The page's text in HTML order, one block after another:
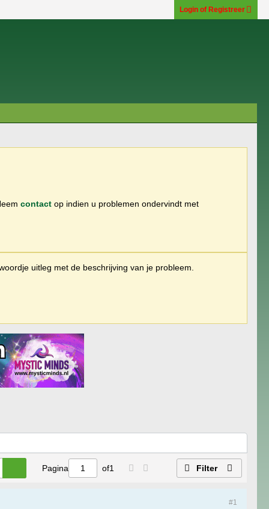
Login of Registreer
contact op indien u problemen ondervindt met
uitleg met de beschrijving van je probleem.
Pagina of1 Filter
#1